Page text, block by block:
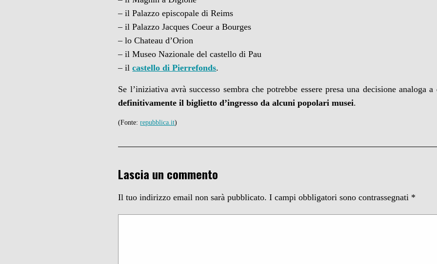
– il Palazzo episcopale di Reims
– il Palazzo Jacques Coeur a Bourges
– lo Chateau d’Orion
– il Museo Nazionale del castello di Pau
– ilcastello di Pierrefonds.
Se l’iniziativa avrà successo sembra che potrebbe essere presa una decisione analoga
definitivamente il biglietto d’ingresso da alcuni popolari musei.
(Fonte:repubblica.it)
Lascia un commento
Il tuo indirizzo email non sarà pubblicato. I campi obbligatori sono contrassegnati *